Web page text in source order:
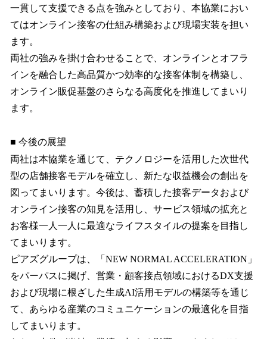
一貫して支援できる点を強みとしており、本協業におい
てはオンライン接客の仕組み構築および現場実装を担い
ます。
両社の強みを掛け合わせることで、オンラインとオフラ
インを融合した高品質かつ効率的な接客体制を構築し、
オンライン販促基盤のさらなる高度化を推進してまいり
ます。
■ 今後の展望
両社は本協業を通じて、テクノロジーを活用した次世代
型の店舗接客モデルを確立し、新たな収益機会の創出を
図ってまいります。今後は、蓄積した接客データおよび
オンライン接客の知見を活用し、サービス領域の拡充と
お客様一人一人に最適なライフスタイルの提案を目指し
てまいります。
ピアズグループは、「NEW NORMAL ACCELERATION」
をパーパスに掲げ、営業・顧客接点領域におけるDX支援
および現場に根ざした生成AI活用モデルの構築等を通じ
て、あらゆる産業のコミュニケーションの最適化を目指
してまいります。